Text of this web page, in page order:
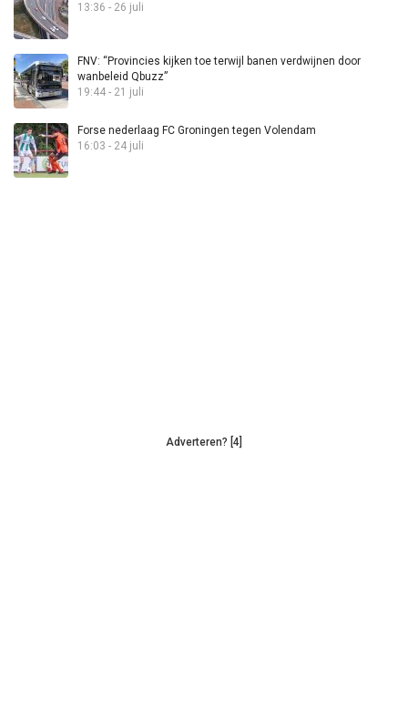
13:36 - 26 juli
FNV: “Provincies kijken toe terwijl banen verdwijnen door
wanbeleid Qbuzz”
19:44 - 21 juli
Forse nederlaag FC Groningen tegen Volendam
16:03 - 24 juli
Adverteren? [4]